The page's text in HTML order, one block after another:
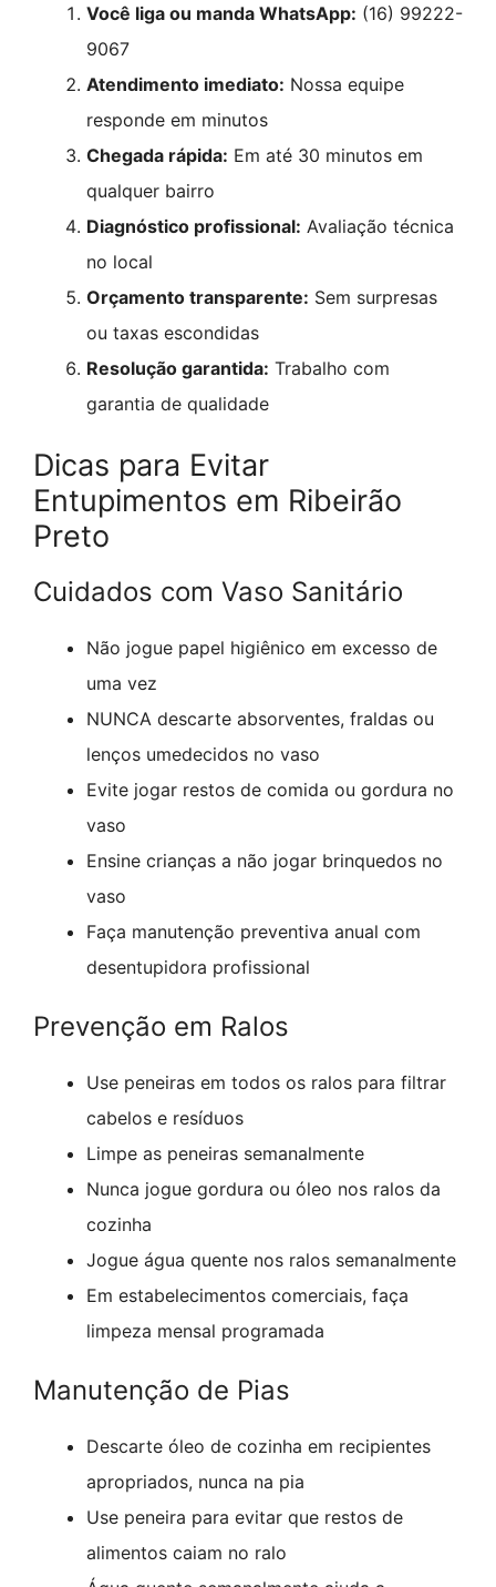
Você liga ou manda WhatsApp: (16) 99222-
9067
Atendimento imediato: Nossa equipe
responde em minutos
Chegada rápida: Em até 30 minutos em
qualquer bairro
Diagnóstico profissional: Avaliação técnica
no local
Orçamento transparente: Sem surpresas
ou taxas escondidas
Resolução garantida: Trabalho com
garantia de qualidade
Dicas para Evitar
Entupimentos em Ribeirão
Preto
Cuidados com Vaso Sanitário
Não jogue papel higiênico em excesso de
uma vez
NUNCA descarte absorventes, fraldas ou
lenços umedecidos no vaso
Evite jogar restos de comida ou gordura no
vaso
Ensine crianças a não jogar brinquedos no
vaso
Faça manutenção preventiva anual com
desentupidora profissional
Prevenção em Ralos
Use peneiras em todos os ralos para filtrar
cabelos e resíduos
Limpe as peneiras semanalmente
Nunca jogue gordura ou óleo nos ralos da
cozinha
Jogue água quente nos ralos semanalmente
Em estabelecimentos comerciais, faça
limpeza mensal programada
Manutenção de Pias
Descarte óleo de cozinha em recipientes
apropriados, nunca na pia
Use peneira para evitar que restos de
alimentos caiam no ralo